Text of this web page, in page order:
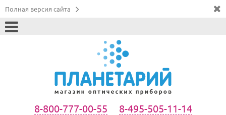
Полная версия сайта
8-800-777-00-55 8-495-505-11-14